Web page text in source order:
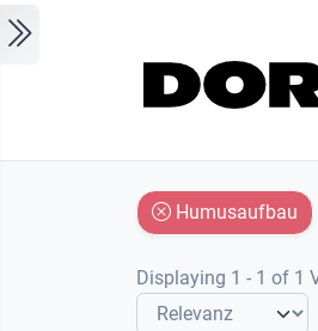
Humusaufbau
Displaying 1 - 1 of 1